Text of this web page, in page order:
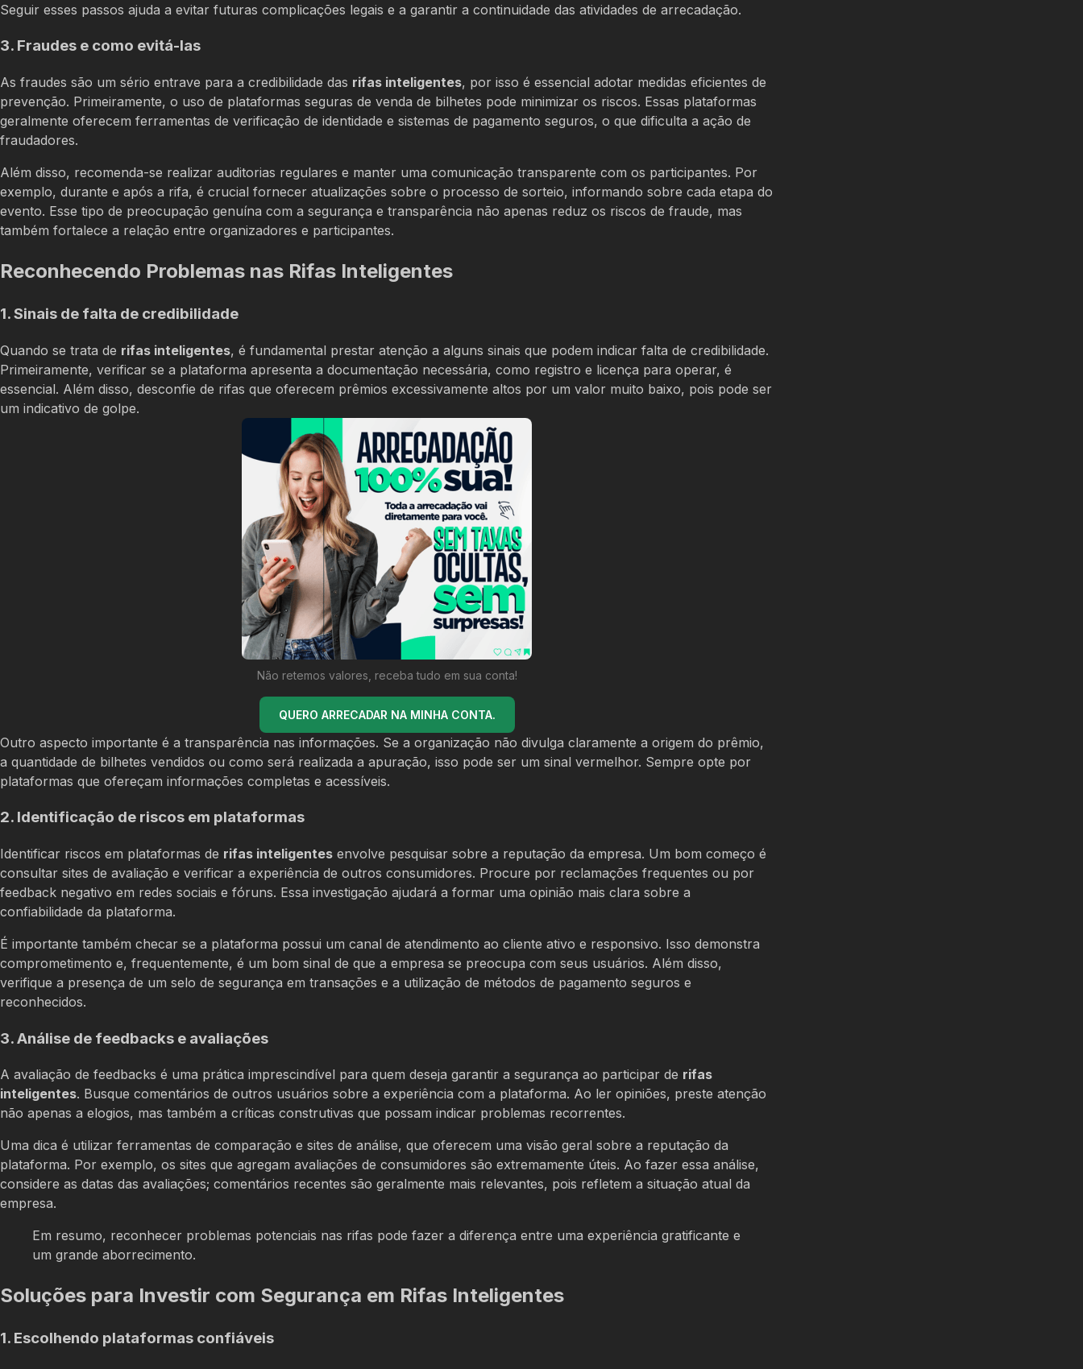
Seguir esses passos ajuda a evitar futuras complicações legais e a garantir a continuidade das atividades de arrecadação.
3. Fraudes e como evitá-las
As fraudes são um sério entrave para a credibilidade das rifas inteligentes, por isso é essencial adotar medidas eficientes de
prevenção. Primeiramente, o uso de plataformas seguras de venda de bilhetes pode minimizar os riscos. Essas plataformas
geralmente oferecem ferramentas de verificação de identidade e sistemas de pagamento seguros, o que dificulta a ação de
fraudadores.
Além disso, recomenda-se realizar auditorias regulares e manter uma comunicação transparente com os participantes. Por
exemplo, durante e após a rifa, é crucial fornecer atualizações sobre o processo de sorteio, informando sobre cada etapa do
evento. Esse tipo de preocupação genuína com a segurança e transparência não apenas reduz os riscos de fraude, mas
também fortalece a relação entre organizadores e participantes.
Reconhecendo Problemas nas Rifas Inteligentes
1. Sinais de falta de credibilidade
Quando se trata de rifas inteligentes, é fundamental prestar atenção a alguns sinais que podem indicar falta de credibilidade.
Primeiramente, verificar se a plataforma apresenta a documentação necessária, como registro e licença para operar, é
essencial. Além disso, desconfie de rifas que oferecem prêmios excessivamente altos por um valor muito baixo, pois pode ser
um indicativo de golpe.
Não retemos valores, receba tudo em sua conta!
QUERO ARRECADAR NA MINHA CONTA.
Outro aspecto importante é a transparência nas informações. Se a organização não divulga claramente a origem do prêmio,
a quantidade de bilhetes vendidos ou como será realizada a apuração, isso pode ser um sinal vermelhor. Sempre opte por
plataformas que ofereçam informações completas e acessíveis.
2. Identificação de riscos em plataformas
Identificar riscos em plataformas de rifas inteligentes envolve pesquisar sobre a reputação da empresa. Um bom começo é
consultar sites de avaliação e verificar a experiência de outros consumidores. Procure por reclamações frequentes ou por
feedback negativo em redes sociais e fóruns. Essa investigação ajudará a formar uma opinião mais clara sobre a
confiabilidade da plataforma.
É importante também checar se a plataforma possui um canal de atendimento ao cliente ativo e responsivo. Isso demonstra
comprometimento e, frequentemente, é um bom sinal de que a empresa se preocupa com seus usuários. Além disso,
verifique a presença de um selo de segurança em transações e a utilização de métodos de pagamento seguros e
reconhecidos.
3. Análise de feedbacks e avaliações
A avaliação de feedbacks é uma prática imprescindível para quem deseja garantir a segurança ao participar de rifas
inteligentes. Busque comentários de outros usuários sobre a experiência com a plataforma. Ao ler opiniões, preste atenção
não apenas a elogios, mas também a críticas construtivas que possam indicar problemas recorrentes.
Uma dica é utilizar ferramentas de comparação e sites de análise, que oferecem uma visão geral sobre a reputação da
plataforma. Por exemplo, os sites que agregam avaliações de consumidores são extremamente úteis. Ao fazer essa análise,
considere as datas das avaliações; comentários recentes são geralmente mais relevantes, pois refletem a situação atual da
empresa.
Em resumo, reconhecer problemas potenciais nas rifas pode fazer a diferença entre uma experiência gratificante e
um grande aborrecimento.
Soluções para Investir com Segurança em Rifas Inteligentes
1. Escolhendo plataformas confiáveis